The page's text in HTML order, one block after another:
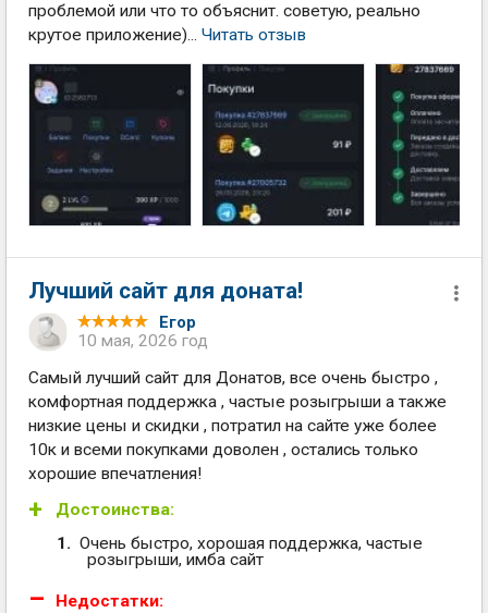
проблемой или что то объяснит. советую, реально
крутое приложение)... Читать отзыв
Лучший сайт для доната!
Егор
10 мая, 2026 год
Самый лучший сайт для Донатов, все очень быстро ,
комфортная поддержка , частые розыгрыши а также
низкие цены и скидки , потратил на сайте уже более
10к и всеми покупками доволен , остались только
хорошие впечатления!
Достоинства:
Очень быстро, хорошая поддержка, частые
розыгрыши, имба сайт
Недостатки: